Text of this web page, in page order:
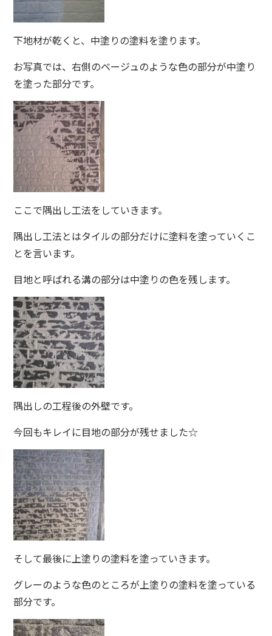
下地材が乾くと、中塗りの塗料を塗ります。
お写真では、右側のベージュのような色の部分が中塗り
を塗った部分です。
ここで隅出し工法をしていきます。
隅出し工法とはタイルの部分だけに塗料を塗っていくこ
とを言います。
目地と呼ばれる溝の部分は中塗りの色を残します。
隅出しの工程後の外壁です。
今回もキレイに目地の部分が残せました☆
そして最後に上塗りの塗料を塗っていきます。
グレーのような色のところが上塗りの塗料を塗っている
部分です。